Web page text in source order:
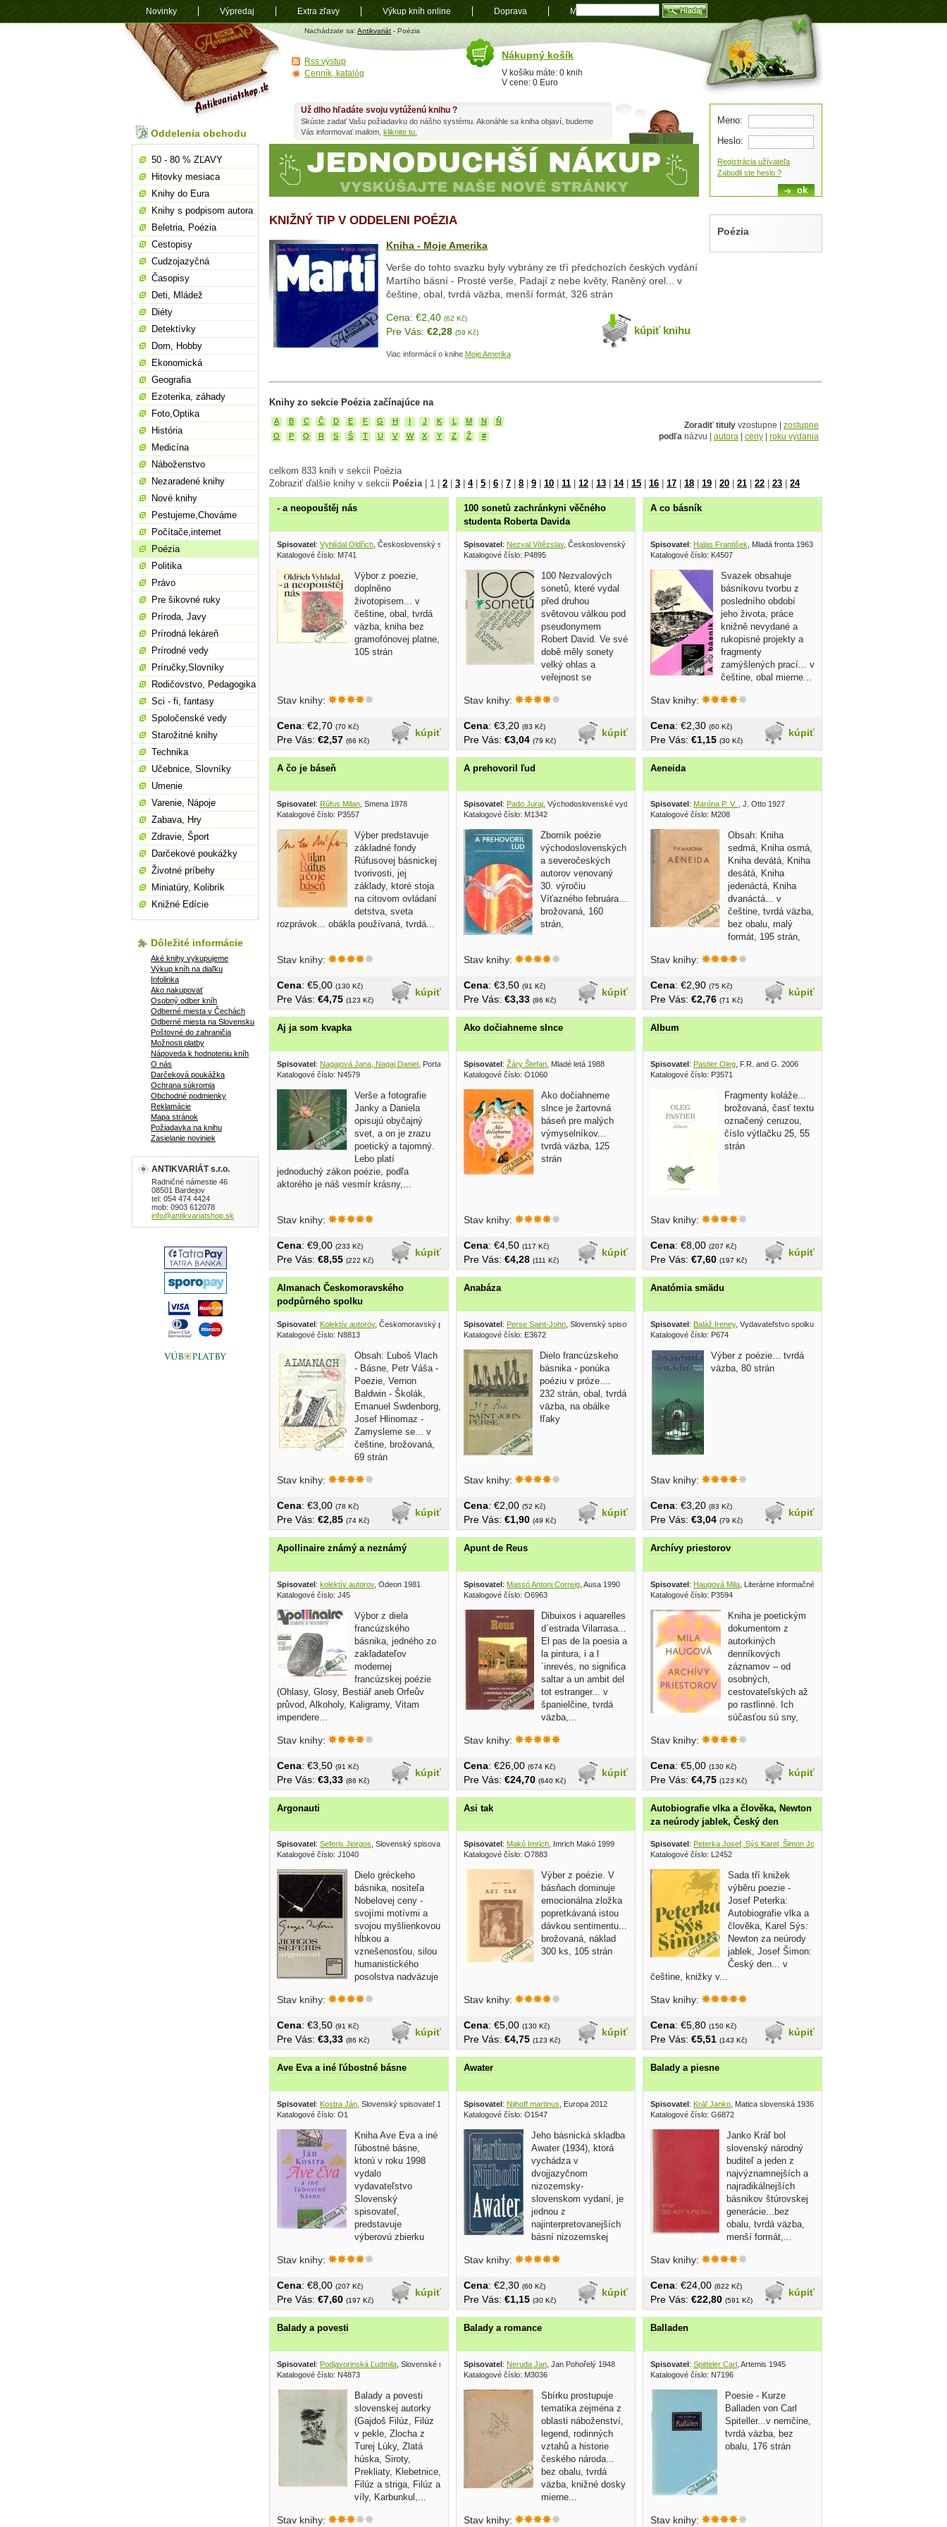
Antikvariát
shop.sk
Nachádzate sa: Antikvariát - Poézia
KNIŽNÝ TIP V ODDELENI POÉZIA
Kniha - Moje Amerika
Verše do tohto svazku byly vybrány ze tří předchozích českých vydání
Martího básní - Prosté verše, Padají z nebe květy, Raněný orel... v
češtine, obal, tvrdá väzba, menší formát, 326 strán
kúpiť knihu
Cena: €2,40 (62 Kč)
Pre Vás: €2,28 (59 Kč)
Viac informácií o knihe Moje Amerika
Poézia
Knihy zo sekcie Poézia začínajúce na
A B C Č D E F G H I J K L M N
Ň
O
P Q R S Š T U V W X Y Z Ž #
Zoradiť tituly vzostupne | zostupne
podľa názvu | autora ceny roku vydania
celkom 833 knih v sekcii Poézia
Zobraziť ďalšie knihy v sekcii Poézia| 1 2 3 4| 5 6 7 8 9 10 11 12 13 14| 15 16 17 18 19 20 21 22 23 24
- a neopouštěj nás
Spisovatel: Vyhlídal Oldřich , Československý spisovatel 1984
Katalogové číslo: M741
Výbor z poezie,
doplněno
životopisem... v
češtine, obal, tvrdá
väzba, kniha bez
gramofónovej platne,
105 strán
Stav knihy:
kúpiť
Cena: €2,70 (70 Kč)
Pre Vás: €2,57 (66 Kč)
100 sonetů zachránkyni věčného
studenta Roberta Davida
Spisovatel: Nezval Vítězslav, Československý spisovatel 1979
Katalogové číslo: P4895
100 Nezvalových
sonetů, které vydal
před druhou
světovou válkou pod
pseudonymem
Robert David. Ve své
době měly sonety
velký ohlas a
veřejnost se
Stav knihy:
kúpiť
Cena: €3,20 (83 Kč)
Pre Vás: €3,04 (79 Kč)
A co básník
Spisovatel: Halas František , Mladá fronta 1963
Katalogové číslo: K4507
Svazek obsahuje
básníkovu tvorbu z
posledního období
jeho života, práce
knižně nevydané a
rukopisné projekty a
fragmenty
zamýšlených prací... v
češtine, obal mierne...
Stav knihy:
kúpiť
Cena: €2,30 (60 Kč)
Pre Vás: €1,15 (30 Kč)
A čo je báseň
Spisovatel : Rúfus Milan, Smena 1978
Katalogové číslo: P3557
Výber predstavuje
základné fondy
Rúfusovej básnickej
tvorivosti, jej
základy, ktoré stoja
na citovom ovládaní
detstva, sveta
rozprávok... obákla používaná, tvrdá...
Stav knihy:
kúpiť
Cena: €5,00 (130 Kč)
Pre Vás: €4,75 (123 Kč)
A prehovoril ľud
Spisovatel : Pado Juraj, Východoslovenské vydavateľstvo 1978
Katalogové číslo: M1342
Zborník poézie
východoslovenských
a severočeských
autorov venovaný
30. výročiu
Víťazného februára...
brožovaná, 160
strán,
Stav knihy:
kúpiť
Cena: €3,50 (91 Kč)
Pre Vás: €3,33 (86 Kč)
Aeneida
Spisovatel : Maróna P. V. , J. Otto 1927
Katalogové číslo: M208
Obsah: Kniha
sedmá, Kniha osmá,
Kniha devátá, Kniha
desátá, Kniha
jedenáctá, Kniha
dvanáctá... v
češtine, tvrdá väzba,
bez obalu, malý
formát, 195 strán,
Stav knihy:
kúpiť
Cena: €2,90 (75 Kč)
Pre Vás: €2,76 (71 Kč)
Aj ja som kvapka
Spisovatel: Nagajová Jana, Nagaj Daniel , Porta libri 2011
Katalogové číslo: N4579
Verše a fotografie
Janky a Daniela
opisujú obyčajný
svet, a on je zrazu
poetický a tajomný.
Lebo platí
jednoduchý zákon poézie, podľa
aktorého je náš vesmír krásny,...
Stav knihy:
kúpiť
Cena: €9,00 (233 Kč)
Pre Vás: €8,55 (222 Kč)
Ako dočiahneme slnce
Spisovatel: Žáry Štefan , Mladé letá 1988
Katalogové číslo: O1060
Ako dočiahneme
slnce je žartovná
báseň pre malých
výmyselníkov...
tvrdá väzba, 125
strán
Stav knihy:
kúpiť
Cena: €4,50 (117 Kč)
Pre Vás: €4,28 (111 Kč)
Album
Spisovatel: Pastier Oleg , F.R. and G. 2006
Katalogové číslo: P3571
Fragmenty koláže...
brožovaná, časť textu
označený ceruzou,
číslo výtlačku 25, 55
strán
Stav knihy:
kúpiť
Cena: €8,00 (207 Kč)
Pre Vás: €7,60 (197 Kč)
Almanach Českomoravského
podpůrného spolku
Spisovatel: Kolektív autorov, Českomoravský podpůrný spolek 1989
Katalogové číslo: N8813
Obsah: Ľuboš Vlach
- Básne, Petr Váša -
Poezie, Vernon
Baldwin - Školák,
Emanuel Swdenborg,
Josef Hlinomaz -
Zamysleme se... v
češtine, brožovaná,
69 strán
Stav knihy:
kúpiť
Cena: €3,00 (78 Kč)
Pre Vás: €2,85 (74 Kč)
Anabáza
Spisovatel: Perse Saint-John , Slovenský spisovateľ 1968
Katalogové číslo: E3672
Dielo francúzskeho
básnika - ponúka
poéziu v próze....
232 strán, obal, tvrdá
väzba, na obálke
fľaky
Stav knihy:
kúpiť
Cena: €2,00 (52 Kč)
Pre Vás: €1,90 (49 Kč)
Anatómia smädu
Spisovatel: Baláž Ireney, Vydavateľstvo spolku slovenských spisovateľov 2000
Katalogové číslo: P674
Výber z poézie... tvrdá
väzba, 80 strán
Stav knihy:
kúpiť
Cena: €3,20 (83 Kč)
Pre Vás: €3,04 (79 Kč)
Apollinaire známý a neznámý
Spisovatel: kolektív autorov, Odeon 1981
Katalogové číslo: J45
Výbor z diela
francúzského
básnika, jedného zo
zakladateľov
modernej
francúzskej poézie
(Ohlasy, Glosy, Bestiář aneb Orfeův
průvod, Alkoholy, Kaligramy, Vitam
impendere...
Stav knihy:
kúpiť
Cena: €3,50 (91 Kč)
Pre Vás: €3,33 (86 Kč)
Apunt de Reus
Spisovatel: Massó Antoni Correig , Ausa 1990
Katalogové číslo: O6963
Dibuixos i aquarelles
d´estrada Vilarrasa...
El pas de la poesia a
la pintura, i a l
´inrevés, no significa
saltar a un ambit del
tot estranger... v
španielčine, tvrdá
väzba,...
Stav knihy:
kúpiť
Cena: €26,00 (674 Kč)
Pre Vás: €24,70 (640 Kč)
Archívy priestorov
Spisovatel: Haugová Mila , Literárne informačné centrum 2018
Katalogové číslo: P3594
Kniha je poetickým
dokumentom z
autorkiných
denníkových
záznamov – od
osobných,
cestovateľských až
po rastlinné. Ich
súčasťou sú sny,
Stav knihy:
kúpiť
Cena: €5,00 (130 Kč)
Pre Vás: €4,75 (123 Kč)
Argonauti
Spisovatel : Seferis Jiorgos , Slovenský spisovateľ 1973
Katalogové číslo: J1040
Dielo gréckeho
básnika, nositeľa
Nobelovej ceny -
svojími motívmi a
svojou myšlienkovou
hĺbkou a
vznešenosťou, silou
humanistického
posolstva nadväzuje
Stav knihy:
kúpiť
Cena: €3,50 (91 Kč)
Pre Vás: €3,33 (86 Kč)
Asi tak
Spisovatel : Makó Imrich , Imrich Makó 1999
Katalogové číslo: O7883
Výber z poézie. V
básňach dominuje
emocionálna zložka
popretkávaná istou
dávkou sentimentu...
brožovaná, náklad
300 ks, 105 strán
Stav knihy:
kúpiť
Cena: €5,00 (130 Kč)
Pre Vás: €4,75 (123 Kč)
Autobiografie vlka a člověka, Newton
za neúrody jablek, Český den
Spisovatel : Peterka Josef, Sýs Karel, Šimon Josef
Katalogové číslo: L2452
Sada tří knižek
výběru poezie -
Josef Peterka:
Autobiografie vlka a
člověka, Karel Sýs:
Newton za neúrody
jablek, Josef Šimon:
Český den... v
češtine, knižky v...
Stav knihy:
kúpiť
Cena: €5,80 (150 Kč)
Pre Vás: €5,51 (143 Kč)
Ave Eva a iné ľúbostné básne
Spisovatel: Kostra Ján , Slovenský spisovateľ 1998
Katalogové číslo: O1
Kniha Ave Eva a iné
ľúbostné básne,
ktorú v roku 1998
vydalo
vydavateľstvo
Slovenský
spisovateľ,
predstavuje
výberovú zbierku
Stav knihy:
kúpiť
Cena: €8,00 (207 Kč)
Pre Vás: €7,60 (197 Kč)
Awater
Spisovatel: Nijhoff martinus , Europa 2012
Katalogové číslo: O1547
Jeho básnická skladba
Awater (1934), ktorá
vychádza v
dvojjazyčnom
nizozemsky-
slovenskom vydaní, je
jednou z
najinterpretovanejších
básní nizozemskej
Stav knihy:
kúpiť
Cena: €2,30 (60 Kč)
Pre Vás: €1,15 (30 Kč)
Balady a piesne
Spisovatel: Kráľ Janko , Matica slovenská 1936
Katalogové číslo: G6872
Janko Kráľ bol
slovenský národný
buditeľ a jeden z
najvýznamnejších a
najradikálnejších
básnikov štúrovskej
generácie...bez
obalu, tvrdá väzba,
menší formát,...
Stav knihy:
kúpiť
Cena: €24,00 (622 Kč)
Pre Vás: €22,80 (591 Kč)
Balady a povesti
Spisovatel: Podjavorinská Ľudmila , Slovenské nakladateľstvo detskej knihy 1956
Katalogové číslo: N4873
Balady a povesti
slovenskej autorky
(Gajdoš Filúz, Filúz
v pekle, Zlocha z
Turej Lúky, Zlatá
húska, Siroty,
Prekliaty, Klebetnice,
Filúz a striga, Filúz a
víly, Karbunkul,...
Stav knihy:
Balady a romance
Spisovatel: Neruda Jan , Jan Pohořelý 1948
Katalogové číslo: M3036
Sbírku prostupuje
tematika zejména z
oblasti náboženství,
legend, rodinných
vztahů a historie
českého národa...
bez obalu, tvrdá
väzba, knižné dosky
mierne...
Stav knihy:
Balladen
Spisovatel: Spitteler Carl , Artemis 1945
Katalogové číslo: N7196
Poesie - Kurze
Balladen von Carl
Spiteller...v nemčine,
tvrdá väzba, bez
obalu, 176 strán
Stav knihy:
Už dlho hľadáte svoju vytúženú knihu ?
Skúste zadať Vašu požiadavku do nášho systému. Akonáhle sa kniha objaví, budeme
Vás informovať mailom, kliknite tu.
Oddelenia obchodu
50 - 80 % ZĽAVY
Hitovky mesiaca
Knihy do Eura
Knihy s podpisom autora
Beletria, Poézia
Cestopisy
Cudzojazyčná
Časopisy
Deti, Mládež
Diéty
Detektívky
Dom, Hobby
Ekonomická
Geografia
Ezoterika, záhady
Foto,Optika
História
Medicína
Náboženstvo
Nezaradené knihy
Nové knihy
Pestujeme,Chováme
Počítače,internet
Poézia
Politika
Právo
Pre šikovné ruky
Príroda, Javy
Prírodná lekáreň
Prírodné vedy
Príručky,Slovníky
Rodičovstvo, Pedagogika
Sci - fi, fantasy
Spoločenské vedy
Starožitné knihy
Technika
Učebnice, Slovníky
Umenie
Varenie, Nápoje
Zabava, Hry
Zdravie, Šport
Darčekové poukážky
Životné príbehy
Miniatúry, Kolibrík
Knižné Edície
Dôležité informácie
Aké knihy vykupujeme
Výkup kníh na diaľku
Infolinka
Ako nakupovať
Osobný odber kníh
Odberné miesta v Čechách
Odberné miesta na Slovensku
Poštovné do zahraničia
Možnosti platby
Nápoveda k hodnoteniu kníh
O nás
Darčeková poukážka
Ochrana súkromia
Obchodné podmienky
Reklamácie
Mapa stránok
Požiadavka na knihu
Zasielanie noviniek
ANTIKVARIÁT s.r.o.
Radničné námestie 46
08501 Bardejov
tel: 054 474 4424
mob: 0903 612078
info@antikvariatshop.sk
Meno:
Heslo:
Registrácia užívateľa
Zabudli ste heslo ?
Nákupný košík
V košíku máte: 0 knih
V cene: 0 Euro
Rss výstup
Cenník, katalóg
Novinky Výpredaj Extra zľavy Výkup kníh online Doprava Mapa